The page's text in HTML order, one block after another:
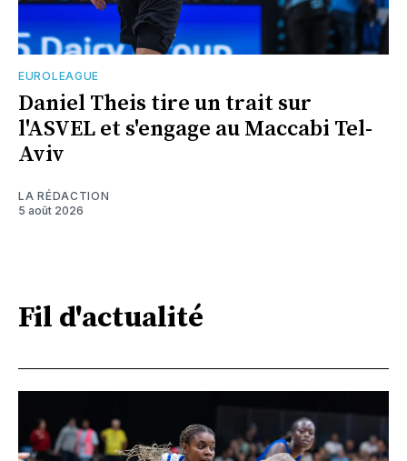
EUROLEAGUE
Daniel Theis tire un trait sur
l'ASVEL et s'engage au Maccabi Tel-
Aviv
LA RÉDACTION
5 août 2026
Fil d'actualité